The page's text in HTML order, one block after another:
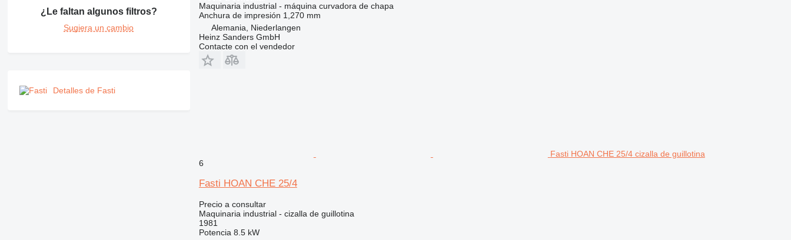
¿Le faltan algunos filtros?
Sugiera un cambio
Detalles de Fasti
Maquinaria industrial - máquina curvadora de chapa
Anchura de impresión 1,270 mm
Alemania, Niederlangen
Heinz Sanders GmbH
Contacte con el vendedor
Fasti HOAN CHE 25/4 cizalla de guillotina
6
Fasti HOAN CHE 25/4
Precio a consultar
Maquinaria industrial - cizalla de guillotina
1981
Potencia 8.5 kW